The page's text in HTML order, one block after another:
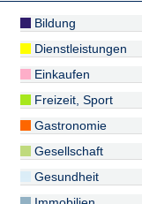
Bildung
Dienstleistungen
Einkaufen
Freizeit, Sport
Gastronomie
Gesellschaft
Gesundheit